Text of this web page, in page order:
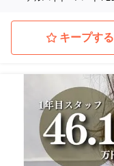
キープする